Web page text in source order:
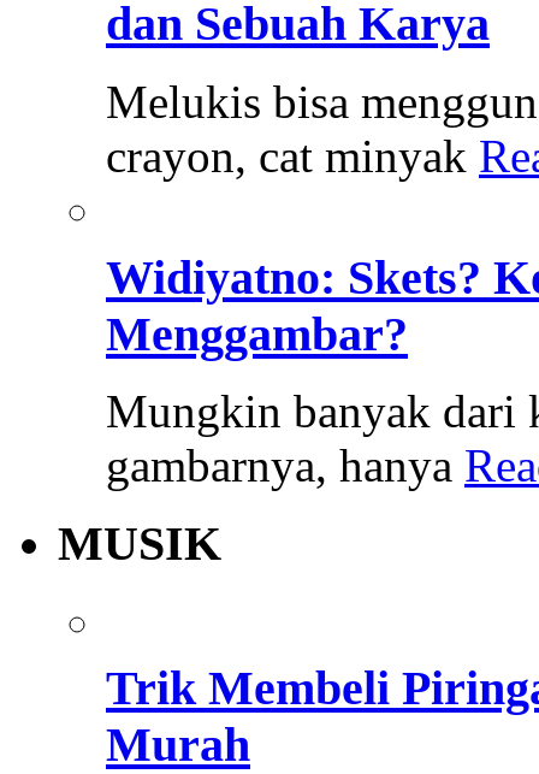
dan Sebuah Karya
Melukis bisa
crayon, cat minyak
Widiyatno: Skets?
Menggambar?
Mungkin banyak dari
gambarnya, hanya
MUSIK
Trik Membeli
Murah